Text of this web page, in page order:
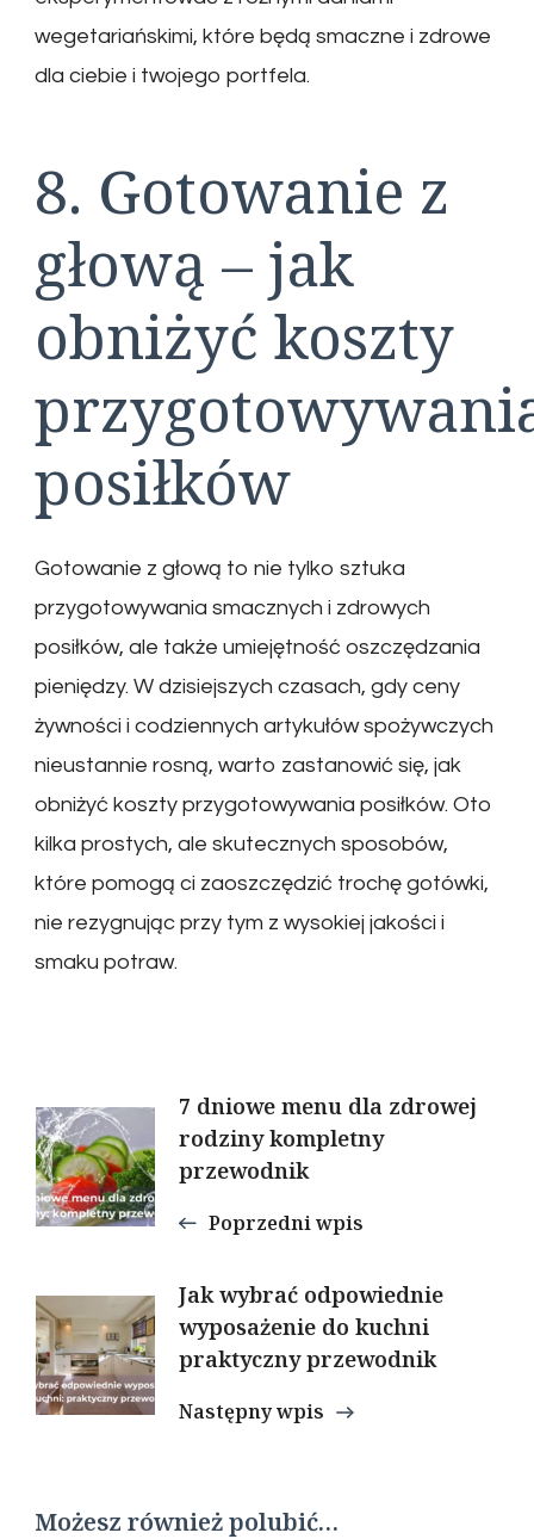
wegetariańskimi, które będą smaczne i zdrowe
dla ciebie i twojego portfela.
8. Gotowanie z
głową – jak
obniżyć koszty
posiłków
Gotowanie z głową to nie tylko sztuka
przygotowywania smacznych i zdrowych
posiłków, ale także umiejętność oszczędzania
pieniędzy. W dzisiejszych czasach, gdy ceny
żywności i codziennych artykułów spożywczych
nieustannie rosną, warto zastanowić się, jak
obniżyć koszty przygotowywania posiłków. Oto
kilka prostych, ale skutecznych sposobów,
które pomogą ci zaoszczędzić trochę gotówki,
nie rezygnując przy tym z wysokiej jakości i
smaku potraw.
Nawigacja
wpisu
7 dniowe menu dla zdrowej
rodziny kompletny
przewodnik
Poprzedni wpis
Jak wybrać odpowiednie
wyposażenie do kuchni
praktyczny przewodnik
Następny wpis
Możesz również polubić…